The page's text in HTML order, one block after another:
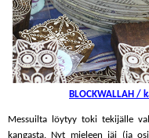
BLOCKWALLAH /
Messuilta löytyy toki tekijälle
kangasta. Nyt mieleen jäi (ja